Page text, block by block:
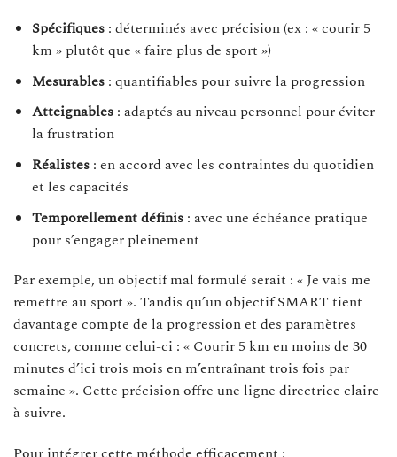
Spécifiques: déterminés avec précision (ex : « courir 5
km » plutôt que « faire plus de sport »)
Mesurables: quantifiables pour suivre la progression
Atteignables: adaptés au niveau personnel pour éviter
la frustration
Réalistes: en accord avec les contraintes du quotidien
et les capacités
Temporellement définis: avec une échéance pratique
pour s’engager pleinement
Par exemple, un objectif mal formulé serait : « Je vais me
remettre au sport ». Tandis qu’un objectif SMART tient
davantage compte de la progression et des paramètres
concrets, comme celui-ci : « Courir 5 km en moins de 30
minutes d’ici trois mois en m’entraînant trois fois par
semaine ». Cette précision offre une ligne directrice claire
à suivre.